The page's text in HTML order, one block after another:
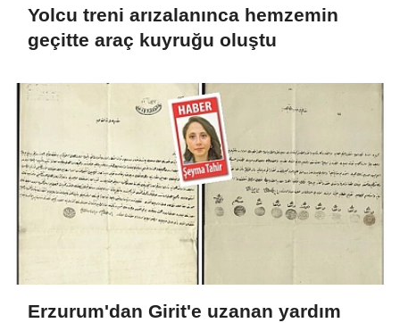
Yolcu treni arızalanınca hemzemin
geçitte araç kuyruğu oluştu
Erzurum'dan Girit'e uzanan yardım